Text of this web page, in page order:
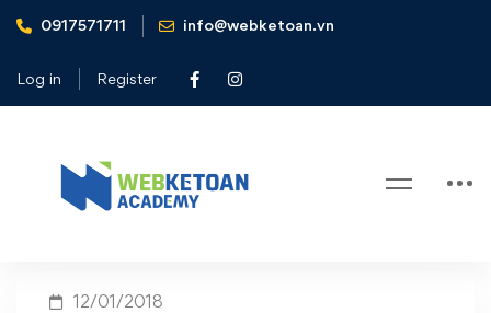
0917571711 info@webketoan.vn
Log in Register
Home Kế toán quản trị chuyên nghiệp
Tag: Kế toán quản trị chuyên
12/01/2018